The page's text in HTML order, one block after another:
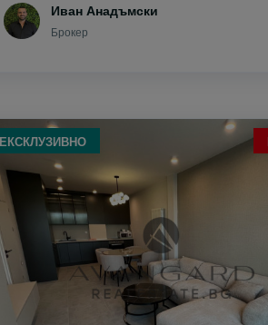
Иван Анадъмски
Брокер
ЕКСКЛУЗИВНО